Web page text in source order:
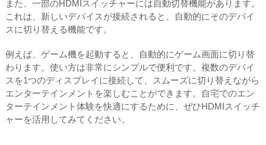
また、一部のHDMIスイッチャーには自動切替機能があります。
これは、新しいデバイスが接続されると、自動的にそのデバイ
スに切り替える機能です。
例えば、ゲーム機を起動すると、自動的にゲーム画面に切り替
わります。使い方は非常にシンプルで便利です。複数のデバイ
スを1つのディスプレイに接続して、スムーズに切り替えながら
エンターテインメントを楽しむことができます。自宅でのエン
ターテインメント体験を快適にするために、ぜひHDMIスイッチ
ャーを活用してみてください。